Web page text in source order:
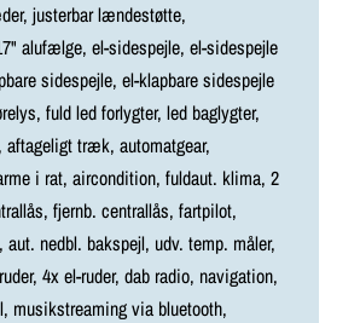
justerbar lændestøtte,
alufælge, el-sidespejle, el-sidespejle
sidespejle, el-klapbare sidespejle
fuld led forlygter, led baglygter,
træk, automatgear,
i rat, aircondition, fuldaut. klima, 2
fjernb. centrallås, fartpilot,
nedbl. bakspejl, udv. temp. måler,
4x el-ruder, dab radio, navigation,
musikstreaming via bluetooth,